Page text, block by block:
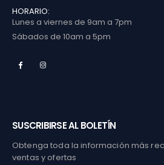
HORARIO:
Lunes a viernes de 9am a 7pm
Sábados de 10am a 5pm
SUSCRIBIRSE AL BOLETÍN
Obtenga toda la información más
ventas y ofertas